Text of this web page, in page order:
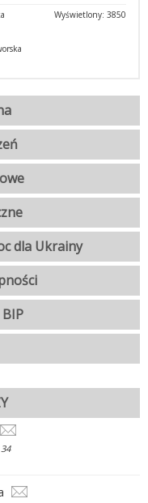
Wyświetlony: 3850
dla Ukrainy